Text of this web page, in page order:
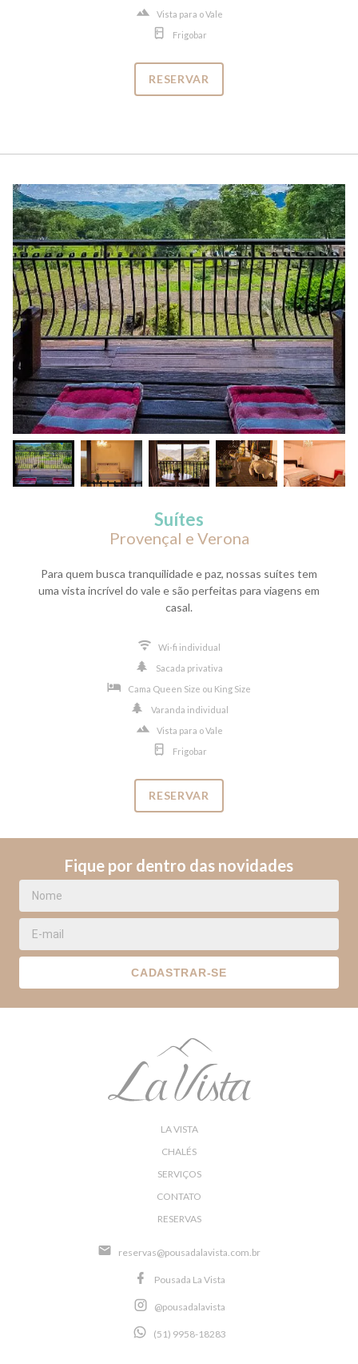
Vista para o Vale
Frigobar
RESERVAR
Suítes
Provençal e Verona
Para quem busca tranquilidade e paz, nossas suítes tem
uma vista incrível do vale e são perfeitas para viagens em
casal.
Wi-fi individual
Sacada privativa
Cama Queen Size ou King Size
Varanda individual
Vista para o Vale
Frigobar
RESERVAR
Fique por dentro das novidades
CADASTRAR-SE
LA VISTA
CHALÉS
SERVIÇOS
CONTATO
RESERVAS
reservas@pousadalavista.com.br
Pousada La Vista
@pousadalavista
(51) 9958-18283